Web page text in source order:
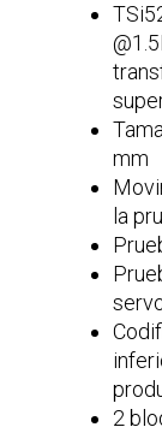
mm
la
2